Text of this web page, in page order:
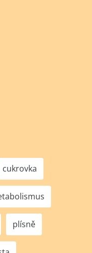
cukrovka
plísně